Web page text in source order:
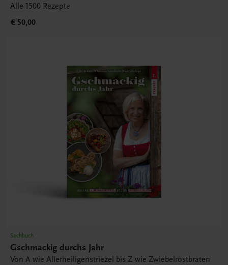
Alle 1500 Rezepte
€ 50,00
Sachbuch
Gschmackig durchs Jahr
Von A wie Allerheiligenstriezel bis Z wie Zwiebelrostbraten